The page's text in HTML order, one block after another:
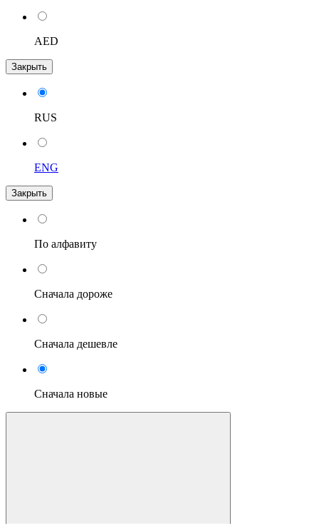
AED
Закрыть
RUS
ENG
Закрыть
По алфавиту
Сначала дороже
Сначала дешевле
Сначала новые